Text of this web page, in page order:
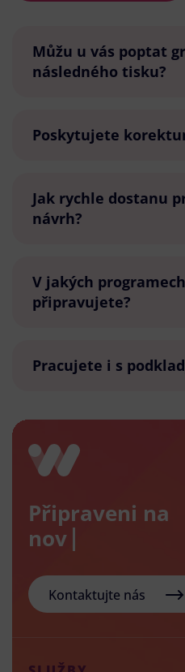
Můžu u vás poptat
následného tisku?
Poskytujete
Jak rychle dostanu
návrh?
V jakých
připravujete?
Pracujete i s
Připraveni na
nový e-
Kontaktujte nás